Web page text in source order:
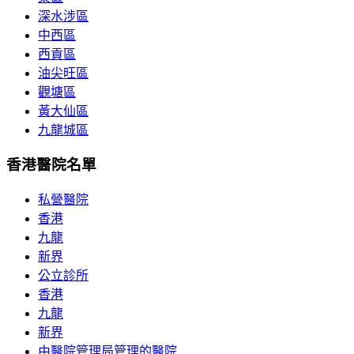
深水涉區
中西區
西貢區
油尖旺區
觀塘區
黃大仙區
九龍城區
香港醫院名單
私營醫院
香港
九龍
新界
公立診所
香港
九龍
新界